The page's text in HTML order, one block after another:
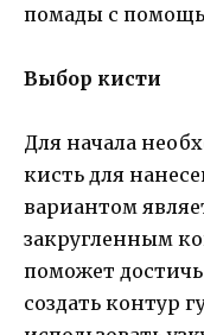
помады с
Выбор кисти
Для начала
кисть для
вариантом
закругленным
поможет
создать контур